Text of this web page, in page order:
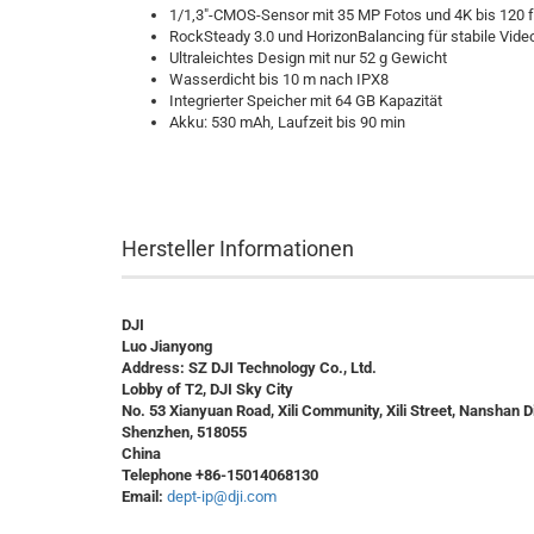
1/1,3"-CMOS-Sensor mit 35 MP Fotos und 4K bis 120
RockSteady 3.0 und HorizonBalancing für stabile
Ultraleichtes Design mit nur 52 g Gewicht
Wasserdicht bis 10 m nach IPX8
Integrierter Speicher mit 64 GB Kapazität
Akku: 530 mAh, Laufzeit bis 90 min
Hersteller Informationen
DJI
Luo Jianyong
Address: SZ DJI Technology Co., Ltd.
Lobby of T2, DJI Sky City
No. 53 Xianyuan Road, Xili Community, Xili Street, Nanshan
Shenzhen, 518055
China
Telephone +86-15014068130
Email: dept-ip@dji.com